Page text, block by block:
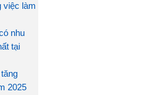
việc làm
nhu
tại
2025